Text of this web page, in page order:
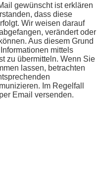
gewünscht ist erklären
dass diese
Wir weisen darauf
verändert oder
Aus diesem Grund
mittels
zu übermitteln. Wenn Sie
lassen, betrachten
Im Regelfall
Email versenden.